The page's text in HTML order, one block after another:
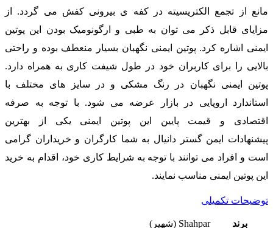
مانع از تجمع الکتریسیته در کفه ی بیرونی کفش می گردد. از
مزایای قابل ذکر می توان به طبی و ارگونومیک بودن این پوتین
ایمنی اشاره کرد. پوتین ایمنی نگهبان بسیار منعطف بوده و راحتی
بالایی را برای کاربران خود در طول شیفت کاری به همراه دارد.
پوتین ایمنی نگهبان در رنگ مشکی و در سایز های مختلف با
استاندارد اروپایی در بازار عرضه می شود. با توجه به صرفه
اقتصادی و قیمت پایین این پوتین ایمنی یکی از بهترین
پیشنهادات ایمن گستر دانیال به شما کارگران و خریداران گرامی
است و افراد می توانند با توجه به شرایط کاری خود، اقدام به خرید
این پوتین ایمنی مناسب نمایند.
توضیحات تکمیلی
برند Shahpar (شهپر)